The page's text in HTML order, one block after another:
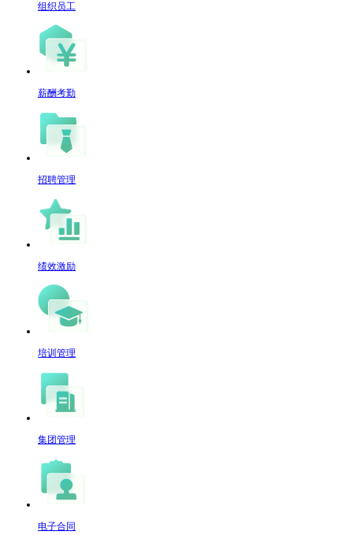
组织员工
薪酬考勤
招聘管理
绩效激励
培训管理
集团管理
电子合同